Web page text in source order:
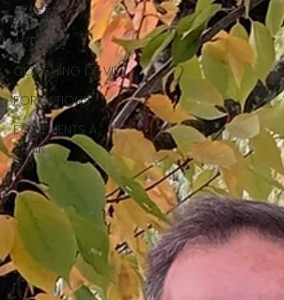
STAGES
ARTICLES
COACHING DE VIE
FORMATIONS
ÉVÉNEMENTS À
VENIR